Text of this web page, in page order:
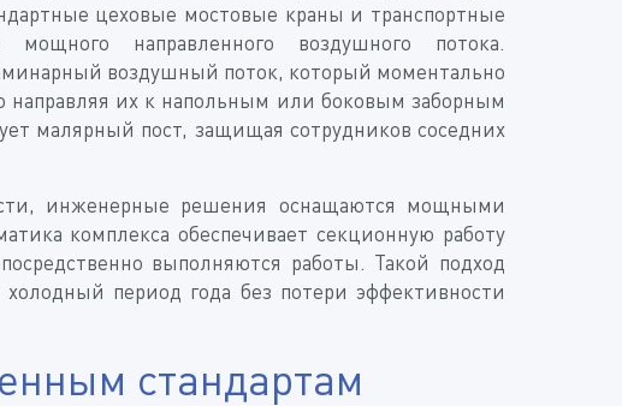
цеховые мостовые краны и транспортные
направленного воздушного потока.
воздушный поток, который моментально
направляя их к напольным или боковым заборным
малярный пост, защищая сотрудников соседних
инженерные решения оснащаются мощными
комплекса обеспечивает секционную работу
выполняются работы. Такой подход
период года без потери эффективности
стандартам